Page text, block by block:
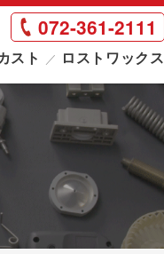
072-361-2111
スト ロストワックス